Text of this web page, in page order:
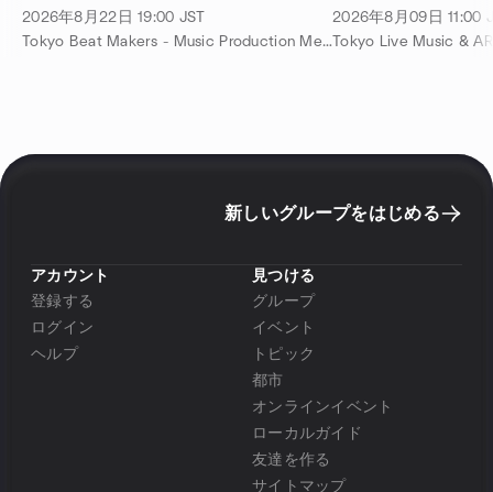
2026年8月22日 19:00 JST
Tokyo Beat Makers - Music Production Meetup Group 主催
2026年8月09日 11:00
Tokyo Live Music &
新しいグループをはじめる
アカウント
登録する
ログイン
ヘルプ
見つける
グループ
イベント
トピック
都市
オンラインイベント
ローカルガイド
友達を作る
サイトマップ